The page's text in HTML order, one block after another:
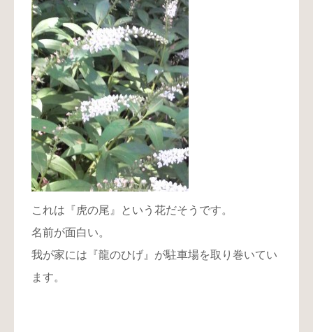
これは『虎の尾』という花だそうです。
名前が面白い。
我が家には『龍のひげ』が駐車場を取り巻いてい
ます。